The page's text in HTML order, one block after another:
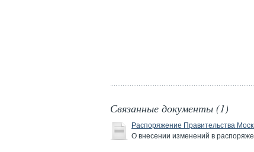
Связанные документы (1)
Распоряжение Правительства
О внесении изменений в